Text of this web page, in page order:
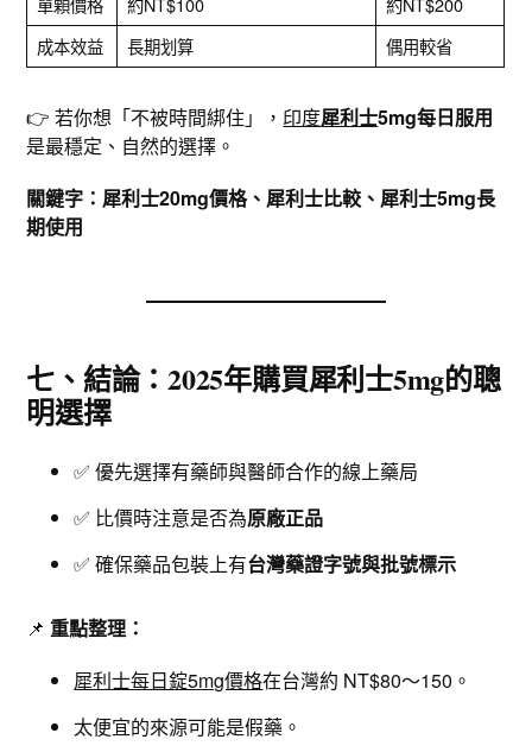
成本效益
長期划算 偶用較省
👉 若你想「不被時間綁住」， 印度犀利士5mg每日服用
是最穩定、自然的選擇。
關鍵字：犀利士20mg價格、犀利士比較、犀利士5mg長
期使用
七、結論：2025年購買犀利士5mg的聰
明選擇
✅ 優先選擇有藥師與醫師合作的線上藥局
✅ 比價時注意是否為原廠正品
✅ 確保藥品包裝上有台灣藥證字號與批號標示
📌重點整理：
犀利士每日錠5mg價格在台灣約 NT$80～150。
太便宜的來源可能是假藥。